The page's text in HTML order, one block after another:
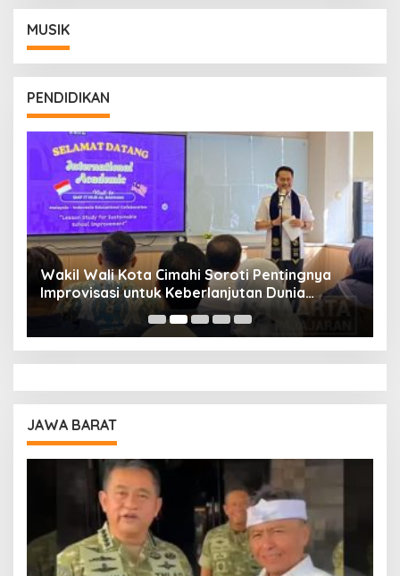
MUSIK
PENDIDIKAN
Wakil Wali Kota Cimahi Soroti Pentingnya
Improvisasi untuk Keberlanjutan Dunia
Pendidikan
JAWA BARAT